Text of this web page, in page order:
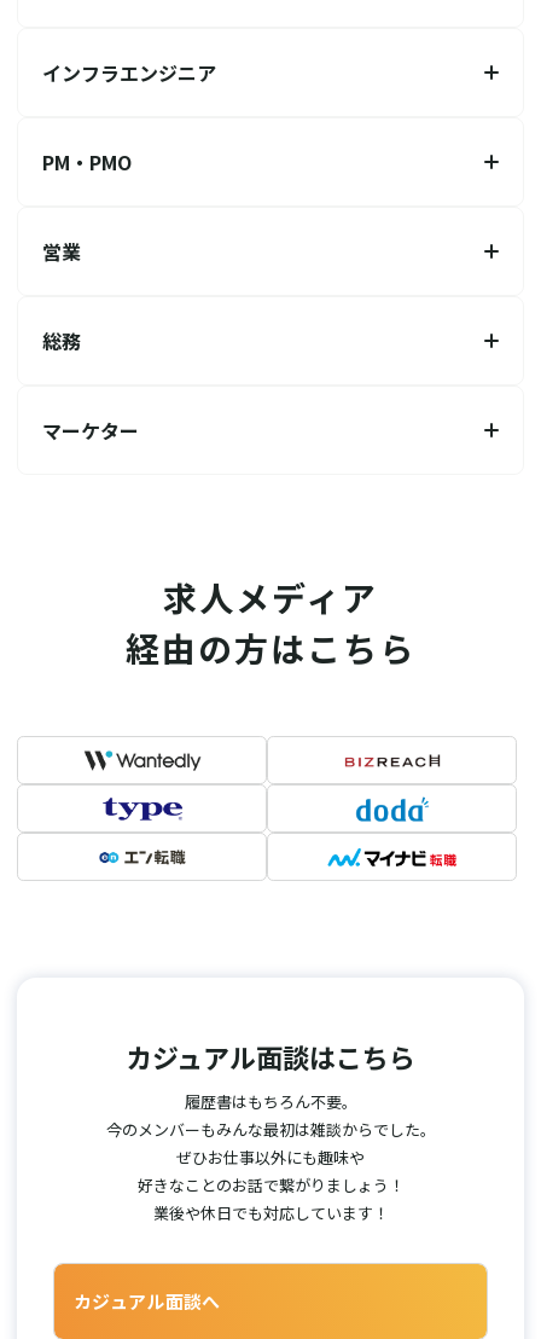
インフラエンジニア
PM・PMO
営業
総務
マーケター
求人メディア
経由の方はこちら
カジュアル面談はこちら
履歴書はもちろん不要。
今のメンバーもみんな最初は雑談からでした。
ぜひお仕事以外にも趣味や
好きなことのお話で繋がりましょう！
業後や休日でも対応しています！
カジュアル面談へ